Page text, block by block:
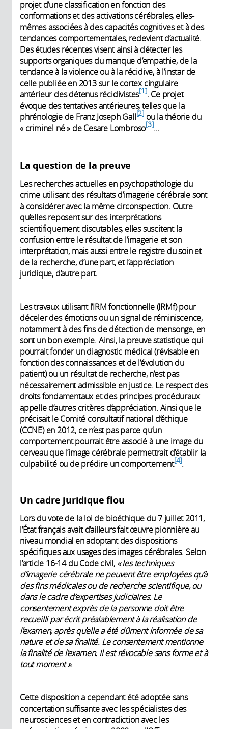
projet d’une classification en fonction des
conformations et des activations cérébrales, elles-
mêmes associées à des capacités cognitives et à des
tendances comportementales, redevient d’actualité.
Des études récentes visent ainsi à détecter les
supports organiques du manque d’empathie, de la
tendance à la violence ou à la récidive, à l’instar de
celle publiée en 2013 sur le cortex cingulaire
antérieur des détenus récidivistes 1 . Ce projet
évoque des tentatives antérieures, telles que la
phrénologie de Franz Joseph Gall 2 ou la théorie du
« criminel né » de Cesare Lombroso 3 …
La question de la preuve
Les recherches actuelles en psychopathologie du
crime utilisant des résultats d’imagerie cérébrale sont
à considérer avec la même circonspection. Outre
qu’elles reposent sur des interprétations
scientifiquement discutables, elles suscitent la
confusion entre le résultat de l’imagerie et son
interprétation, mais aussi entre le registre du soin et
de la recherche, d’une part, et l’appréciation
juridique, d’autre part.
Les travaux utilisant l’IRM fonctionnelle (IRMf) pour
déceler des émotions ou un signal de réminiscence,
notamment à des fins de détection de mensonge, en
sont un bon exemple. Ainsi, la preuve statistique qui
pourrait fonder un diagnostic médical (révisable en
fonction des connaissances et de l’évolution du
patient) ou un résultat de recherche, n’est pas
nécessairement admissible en justice. Le respect des
droits fondamentaux et des principes procéduraux
appelle d’autres critères d’appréciation. Ainsi que le
précisait le Comité consultatif national d’éthique
(CCNE) en 2012, ce n’est pas parce qu’un
comportement pourrait être associé à une image du
cerveau que l’image cérébrale permettrait d’établir la
culpabilité ou de prédire un comportement 4 .
Un cadre juridique flou
Lors du vote de la loi de bioéthique du 7 juillet 2011,
l’État français avait d’ailleurs fait œuvre pionnière au
niveau mondial en adoptant des dispositions
spécifiques aux usages des images cérébrales. Selon
l’article 16-14 du Code civil, « les techniques
d’imagerie cérébrale ne peuvent être employées qu’à
des fins médicales ou de recherche scientifique, ou
dans le cadre d’expertises judiciaires. Le
consentement exprès de la personne doit être
recueilli par écrit préalablement à la réalisation de
l’examen, après qu’elle a été dûment informée de sa
nature et de sa finalité. Le consentement mentionne
la finalité de l’examen. Il est révocable sans forme et à
tout moment ».
Cette disposition a cependant été adoptée sans
concertation suffisante avec les spécialistes des
neurosciences et en contradiction avec les